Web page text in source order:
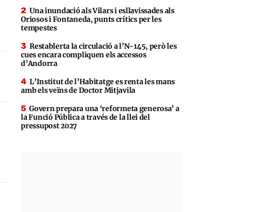
Una inundació als Vilars i esllavissades als
Oriosos i Fontaneda, punts crítics per les
tempestes
Restablerta la circulació a l’N-145, però les
cues encara compliquen els accessos
d’Andorra
L’Institut de l’Habitatge es renta les mans
amb els veïns de Doctor Mitjavila
Govern prepara una ‘reformeta generosa’ a
la Funció Pública a través de la llei del
pressupost 2027